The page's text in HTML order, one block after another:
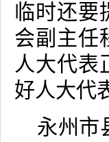
临时还要
会副主任
人大代表
好人大代
永州市